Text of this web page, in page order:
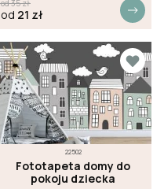
od35zł
od 21 zł
22502
Fototapeta domy do
pokoju dziecka